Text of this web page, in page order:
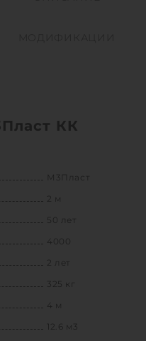
КК
М3Пласт
2 м
50 лет
4000
2 лет
325 кг
4 м
12.6 м3